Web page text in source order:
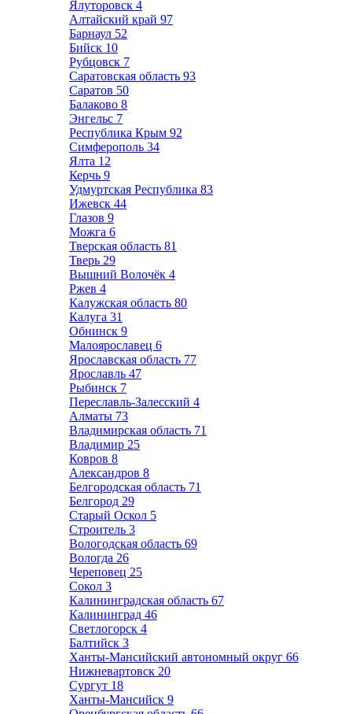
Ялуторовск 4
Алтайский край 97
Барнаул 52
Бийск 10
Рубцовск 7
Саратовская область 93
Саратов 50
Балаково 8
Энгельс 7
Республика Крым 92
Симферополь 34
Ялта 12
Керчь 9
Удмуртская Республика 83
Ижевск 44
Глазов 9
Можга 6
Тверская область 81
Тверь 29
Вышний Волочёк 4
Ржев 4
Калужская область 80
Калуга 31
Обнинск 9
Малоярославец 6
Ярославская область 77
Ярославль 47
Рыбинск 7
Переславль-Залесский 4
Алматы 73
Владимирская область 71
Владимир 25
Ковров 8
Александров 8
Белгородская область 71
Белгород 29
Старый Оскол 5
Строитель 3
Вологодская область 69
Вологда 26
Череповец 25
Сокол 3
Калининградская область 67
Калининград 46
Светлогорск 4
Балтийск 3
Ханты-Мансийский автономный округ 66
Нижневартовск 20
Сургут 18
Ханты-Мансийск 9